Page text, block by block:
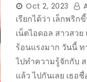
Oct 2, 2023
เรียกได้ว่า เล็กพริ
เน็ตไอดอล สาวสว
ร้อนแรงมาก วันนี้ ท
ไปทำความรู้จักกับ
แล้ว ไปกันเลย เธอ